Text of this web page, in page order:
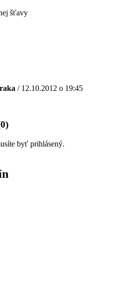
šťavy
/ 12.10.2012 o 19:45
byť prihlásený.